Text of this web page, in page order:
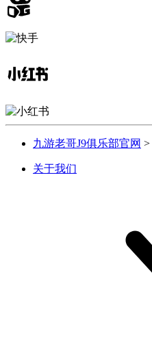
九游老哥J9俱乐部官网 >
关于我们